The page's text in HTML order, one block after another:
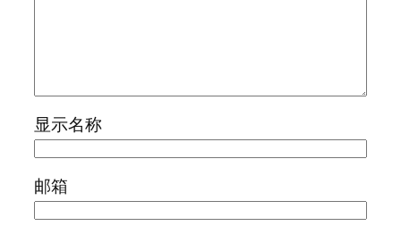
显示名称
邮箱